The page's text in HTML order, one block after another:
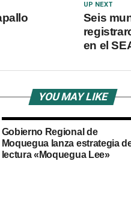
UP NEXT
Seis
en el
YOU MAY LIKE
Gobierno Regional de
Moquegua lanza estrategia
lectura «Moquegua Lee»